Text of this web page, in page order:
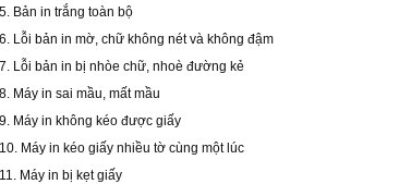
5. Bản in trắng toàn bộ
6. Lỗi bản in mờ, chữ không nét và không đậm
7. Lỗi bản in bị nhòe chữ, nhoè đường kẻ
8. Máy in sai mầu, mất mầu
9. Máy in không kéo được giấy
10. Máy in kéo giấy nhiều tờ cùng một lúc
11. Máy in bị kẹt giấy